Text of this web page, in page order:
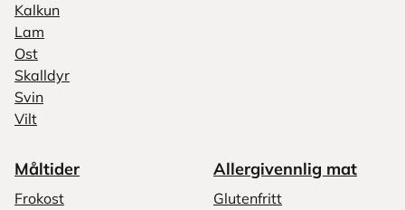
Kalkun
Lam
Ost
Skalldyr
Svin
Vilt
Måltider
Frokost
Allergivennlig mat
Glutenfritt